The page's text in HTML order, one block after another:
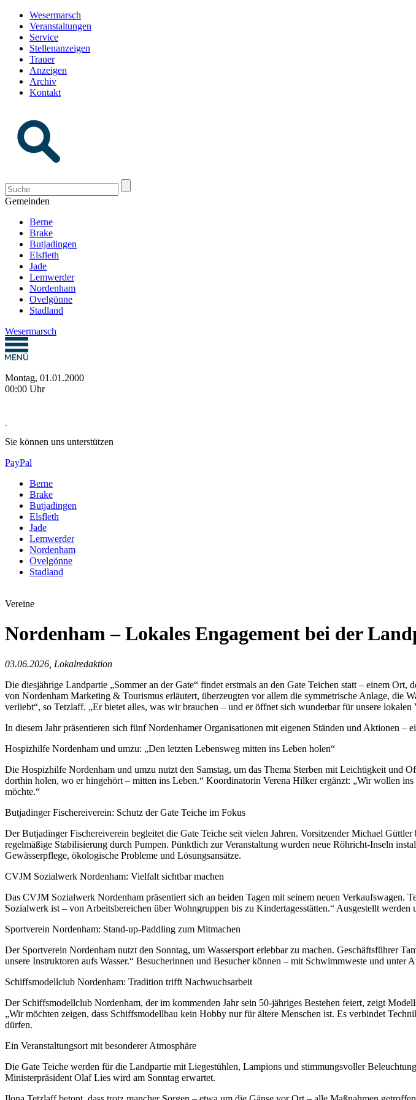
Wesermarsch
Veranstaltungen
Service
Stellenanzeigen
Trauer
Anzeigen
Archiv
Kontakt
Gemeinden
Berne
Brake
Butjadingen
Elsfleth
Jade
Lemwerder
Nordenham
Ovelgönne
Stadland
Wesermarsch
Montag, 01.01.2000
00:00 Uhr
Sie können uns unterstützen
PayPal
Berne
Brake
Butjadingen
Elsfleth
Jade
Lemwerder
Nordenham
Ovelgönne
Stadland
Vereine
Nordenham – Lokales Engagement bei der
03.06.2026, Lokalredaktion
Die diesjährige Landpartie „Sommer an der Gate“ findet erstmals an den Gate Teichen statt – einem
von Nordenham Marketing & Tourismus erläutert, überzeugten vor allem die symmetrische Anlage, die
verliebt“, so Tetzlaff. „Er bietet alles, was wir brauchen – und er öffnet sich wunderbar für unsere lokalen
In diesem Jahr präsentieren sich fünf Nordenhamer Organisationen mit eigenen Ständen und Aktionen
Hospizhilfe Nordenham und umzu: „Den letzten Lebensweg mitten ins Leben holen“
Die Hospizhilfe Nordenham und umzu nutzt den Samstag, um das Thema Sterben mit Leichtigkeit und
dorthin holen, wo er hingehört – mitten ins Leben.“ Koordinatorin Verena Hilker ergänzt: „Wir wollen
möchte.“
Butjadinger Fischereiverein: Schutz der Gate Teiche im Fokus
Der Butjadinger Fischereiverein begleitet die Gate Teiche seit vielen Jahren. Vorsitzender Michael
regelmäßige Stabilisierung durch Pumpen. Pünktlich zur Veranstaltung wurden neue Röhricht-Inseln
Gewässerpflege, ökologische Probleme und Lösungsansätze.
CVJM Sozialwerk Nordenham: Vielfalt sichtbar machen
Das CVJM Sozialwerk Nordenham präsentiert sich an beiden Tagen mit seinem neuen
Sozialwerk ist – von Arbeitsbereichen über Wohngruppen bis zu Kindertagesstätten.“ Ausgestellt
Sportverein Nordenham: Stand-up-Paddling zum Mitmachen
Der Sportverein Nordenham nutzt den Sonntag, um Wassersport erlebbar zu machen. Geschäftsführer
unsere Instruktoren aufs Wasser.“ Besucherinnen und Besucher können – mit Schwimmweste und unter
Schiffsmodellclub Nordenham: Tradition trifft Nachwuchsarbeit
Der Schiffsmodellclub Nordenham, der im kommenden Jahr sein 50-jähriges Bestehen feiert, zeigt
„Wir möchten zeigen, dass Schiffsmodellbau kein Hobby nur für ältere Menschen ist. Es verbindet
dürfen.
Ein Veranstaltungsort mit besonderer Atmosphäre
Die Gate Teiche werden für die Landpartie mit Liegestühlen, Lampions und stimmungsvoller
Ministerpräsident Olaf Lies wird am Sonntag erwartet.